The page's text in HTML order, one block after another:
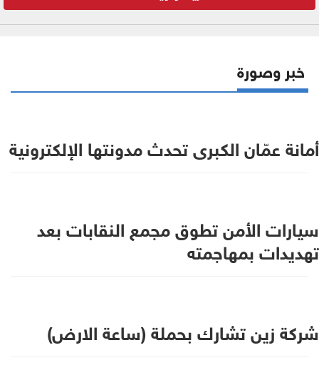
خبر وصورة
أمانة عمّان الكبرى تحدث مدونتها الإلكترونية
سيارات الأمن تطوق مجمع النقابات بعد
تهديدات بمهاجمته
شركة زين تشارك بحملة (ساعة الارض)